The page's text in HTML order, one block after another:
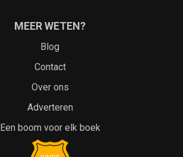
MEER WETEN?
Blog
Contact
Over ons
Adverteren
Een boom voor elk boek